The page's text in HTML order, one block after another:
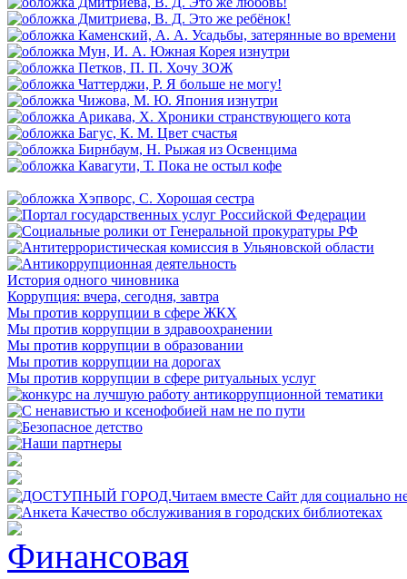
История одного чиновника
Коррупция: вчера, сегодня, завтра
Мы против коррупции в сфере ЖКХ
Мы против коррупции в здравоохранении
Мы против коррупции в образовании
Мы против коррупции на дорогах
Мы против коррупции в сфере ритуальных услуг